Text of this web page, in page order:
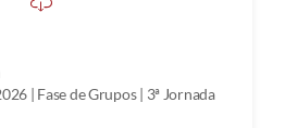
| Fase de Grupos | 3ª Jornada